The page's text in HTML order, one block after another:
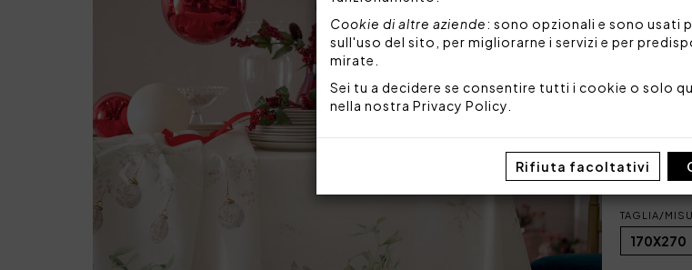
Cookie di altre aziende: sono opzionali e sono usati
sull'uso del sito, per migliorarne i servizi e per
mirate.
Sei tu a decidere se consentire tutti i cookie o solo
nella nostra Privacy Policy
Rifiuta facoltativi
I
Tessuto:
Codice:
Imballo:
TAGLIA/
170X270